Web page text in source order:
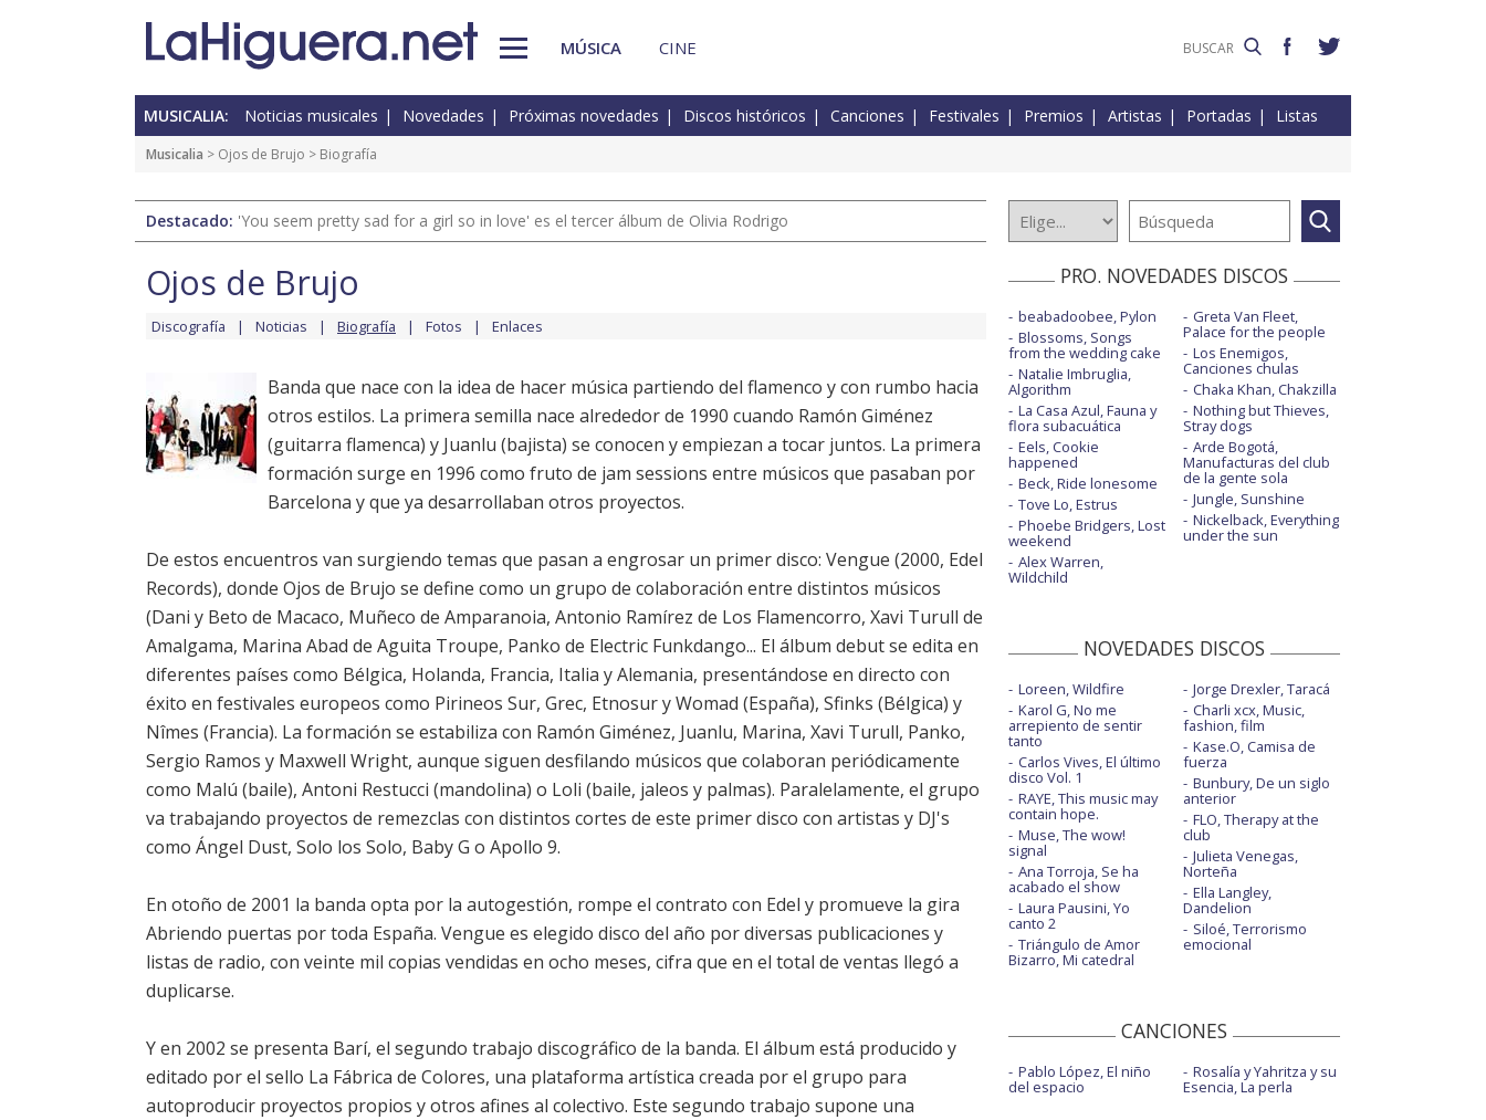
MÚSICA CINE
MUSICALIA: Noticias musicales Novedades Próximas novedades Discos históricos Canciones Festivales Premios Artistas Portadas Listas
Musicalia > Ojos de Brujo > Biografía
Destacado: 'You seem pretty sad for a girl so in love' es el tercer álbum de Olivia Rodrigo
Ojos de Brujo
Discografía Noticias Biografía Fotos Enlaces
Banda que nace con la idea de hacer música partiendo del flamenco y con rumbo hacia
otros estilos. La primera semilla nace alrededor de 1990 cuando Ramón Giménez
(guitarra flamenca) y Juanlu (bajista) se conocen y empiezan a tocar juntos. La primera
formación surge en 1996 como fruto de jam sessions entre músicos que pasaban por
Barcelona y que ya desarrollaban otros proyectos.
De estos encuentros van surgiendo temas que pasan a engrosar un primer disco: Vengue (2000, Edel
Records), donde Ojos de Brujo se define como un grupo de colaboración entre distintos músicos
(Dani y Beto de Macaco, Muñeco de Amparanoia, Antonio Ramírez de Los Flamencorro, Xavi Turull de
Amalgama, Marina Abad de Aguita Troupe, Panko de Electric Funkdango... El álbum debut se edita en
diferentes países como Bélgica, Holanda, Francia, Italia y Alemania, presentándose en directo con
éxito en festivales europeos como Pirineos Sur, Grec, Etnosur y Womad (España), Sfinks (Bélgica) y
Nîmes (Francia). La formación se estabiliza con Ramón Giménez, Juanlu, Marina, Xavi Turull, Panko,
Sergio Ramos y Maxwell Wright, aunque siguen desfilando músicos que colaboran periódicamente
como Malú (baile), Antoni Restucci (mandolina) o Loli (baile, jaleos y palmas). Paralelamente, el grupo
va trabajando proyectos de remezclas con distintos cortes de este primer disco con artistas y DJ's
como Ángel Dust, Solo los Solo, Baby G o Apollo 9.
En otoño de 2001 la banda opta por la autogestión, rompe el contrato con Edel y promueve la gira
Abriendo puertas por toda España. Vengue es elegido disco del año por diversas publicaciones y
listas de radio, con veinte mil copias vendidas en ocho meses, cifra que en el total de ventas llegó a
duplicarse.
Y en 2002 se presenta Barí, el segundo trabajo discográfico de la banda. El álbum está producido y
editado por el sello La Fábrica de Colores, una plataforma artística creada por el grupo para
autoproducir proyectos propios y otros afines al colectivo. Este segundo trabajo supone una
PRO. NOVEDADES DISCOS
beabadoobee, Pylon
Blossoms, Songs
from the wedding cake
Natalie Imbruglia,
Algorithm
La Casa Azul, Fauna y
flora subacuática
Eels, Cookie
happened
Beck, Ride lonesome
Tove Lo, Estrus
Phoebe Bridgers, Lost
weekend
Alex Warren,
Wildchild
Greta Van Fleet,
Palace for the people
Los Enemigos,
Canciones chulas
Chaka Khan, Chakzilla
Nothing but Thieves,
Stray dogs
Arde Bogotá,
Manufacturas del club
de la gente sola
Jungle, Sunshine
Nickelback, Everything
under the sun
NOVEDADES DISCOS
Loreen, Wildfire
Karol G, No me
arrepiento de sentir
tanto
Carlos Vives, El último
disco Vol. 1
RAYE, This music may
contain hope.
Muse, The wow!
signal
Ana Torroja, Se ha
acabado el show
Laura Pausini, Yo
canto 2
Triángulo de Amor
Bizarro, Mi catedral
Jorge Drexler, Taracá
Charli xcx, Music,
fashion, film
Kase.O, Camisa de
fuerza
Bunbury, De un siglo
anterior
FLO, Therapy at the
club
Julieta Venegas,
Norteña
Ella Langley,
Dandelion
Siloé, Terrorismo
emocional
CANCIONES
Pablo López, El niño
del espacio
Rosalía y Yahritza y su
Esencia, La perla